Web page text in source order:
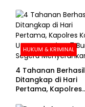
Evakuasi Jenazah
Korban
HUKUM & KRIMINAL
4 Tahanan Berhasil
Ditangkap di Hari
Pertama, Kapolres